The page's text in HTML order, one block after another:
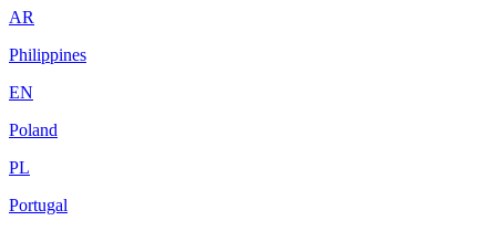
AR
Philippines
EN
Poland
PL
Portugal